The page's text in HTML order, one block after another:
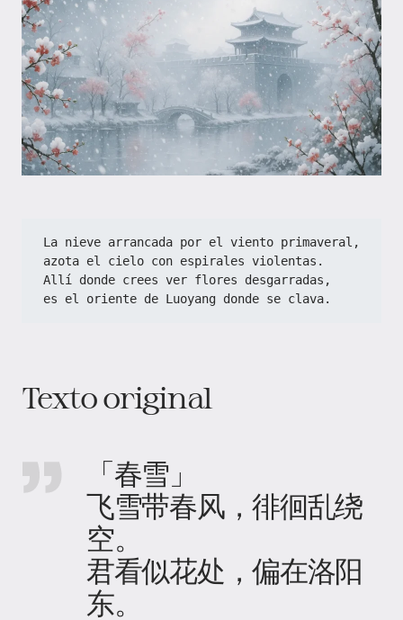
azota el cielo con espirales violentas.
Allí donde crees ver flores desgarradas,
es el oriente de Luoyang donde se clava.
Texto original
「春雪」
飞雪带春风，徘徊乱绕
空。
君看似花处，偏在洛阳
东。